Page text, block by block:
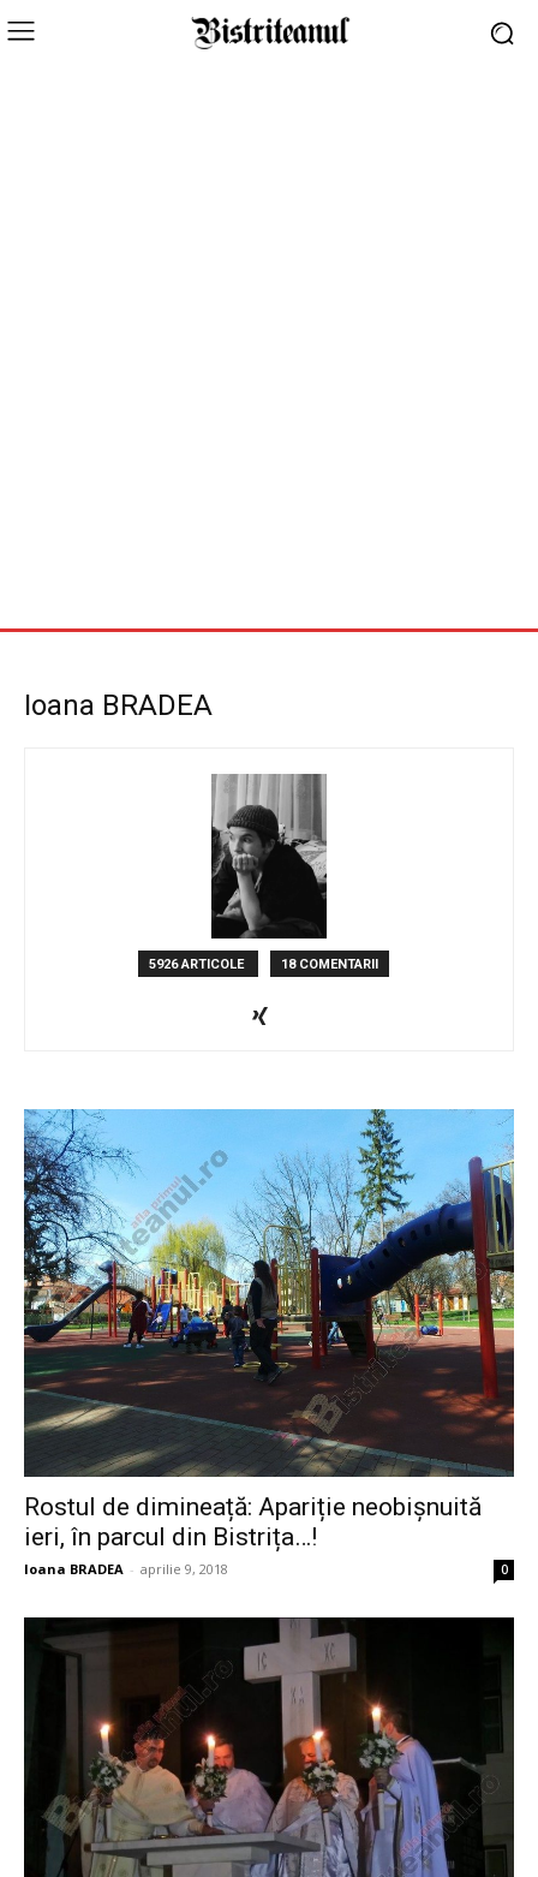
Ioana BRADEA
5926 ARTICOLE 18 COMENTARII
Rostul de dimineață: Apariție neobișnuită
ieri, în parcul din Bistrița…!
Ioana BRADEA - aprilie 9, 2018 0